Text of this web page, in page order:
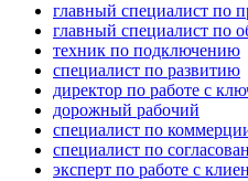
главный специалист по
главный специалист по
техник по подключению
специалист по развитию
директор по работе с
дорожный рабочий
специалист по
специалист по
эксперт по работе с